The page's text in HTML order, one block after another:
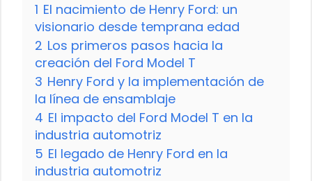
1 El nacimiento de Henry Ford: un
visionario desde temprana edad
2 Los primeros pasos hacia la
creación del Ford Model T
3 Henry Ford y la implementación de
la línea de ensamblaje
4 El impacto del Ford Model T en la
industria automotriz
5 El legado de Henry Ford en la
industria automotriz